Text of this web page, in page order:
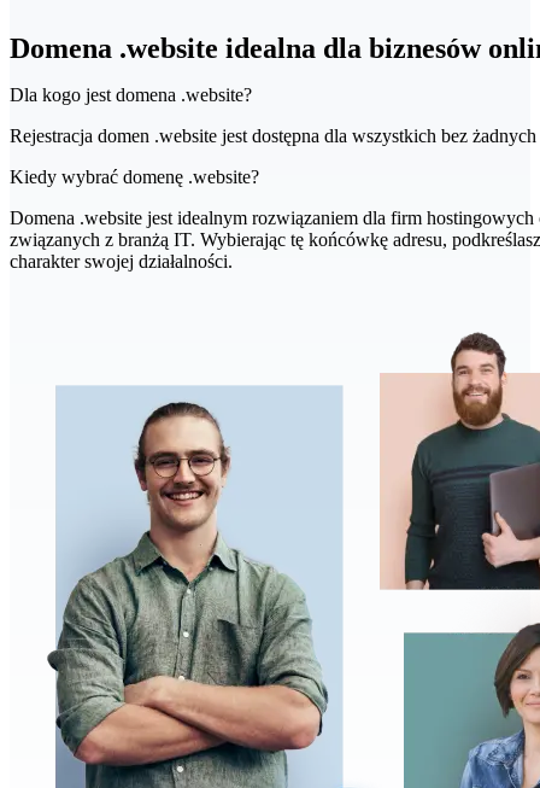
Domena .website idealna dla biznesów
Dla kogo jest domena .website?
Rejestracja domen .website jest dostępna dla wszystkich bez
Kiedy wybrać domenę .website?
Domena .website jest idealnym rozwiązaniem dla firm
związanych z branżą IT. Wybierając tę końcówkę adresu,
charakter swojej działalności.